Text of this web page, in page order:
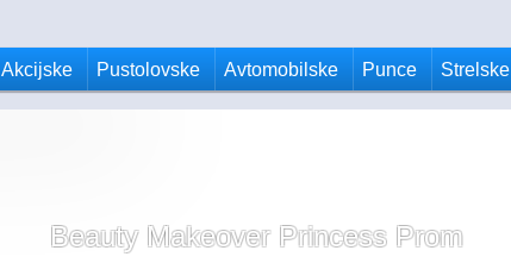
Akcijske Pustolovske Avtomobilske Punce Strelske
Beauty Makeover Princess Prom